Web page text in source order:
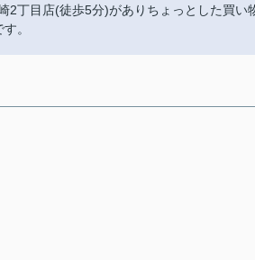
2丁目店(徒歩5分)がありちょっとした買い
。